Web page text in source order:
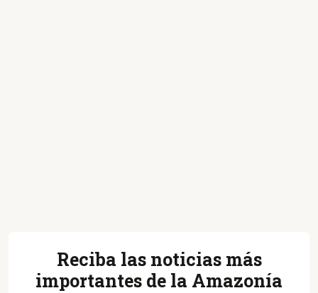
Reciba las noticias más
importantes de la Amazonía